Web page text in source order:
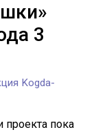
3
Kogda-
пока